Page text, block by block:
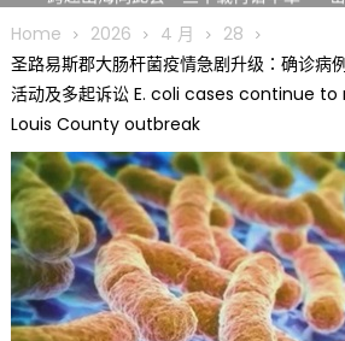
圣路易龙舟俱乐部5月16日龙舟体验日
趣 + 水上竞速魅力
三十二载跨越时空的相逢
执掌密苏里植物园近四十年 致力推动全
合作 Peter Raven 博士逝世 享年89岁
一晃三十年，初夏又相逢。中华日，
园“中华日三十周年特别报道（五）
筝声与琴韵交汇：刘励(Li Statler)与钢
与钢琴的精彩对话
Home 2026 4 月
28
圣路易斯郡大肠杆菌疫情急剧升级：确诊病
活动及多起诉讼 E. coli cases continue
Louis County outbreak